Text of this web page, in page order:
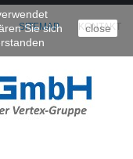
SITEMAP KONTAKT
Sie sich
close